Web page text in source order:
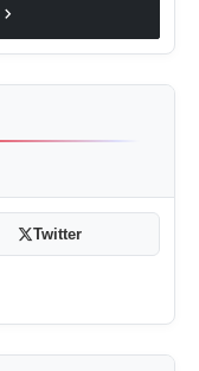
chevron_right
Twitter